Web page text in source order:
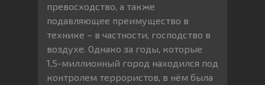
превосходство, а также
подавляющее преимущество в
технике – в частности, господство в
воздухе. Однако за годы, которые
1,5-миллионный город находился под
контролем террористов, в нём была